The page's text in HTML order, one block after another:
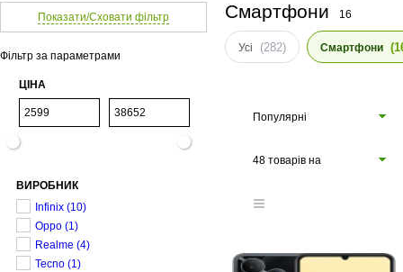
Показати/Сховати фільтр
Фільтр за параметрами
ЦІНА
ВИРОБНИК
Infinix (10)
Oppo (1)
Realme (4)
Tecno (1)
Смартфони 16
Усі (282) Смартфони
Популярні
48 товарів на